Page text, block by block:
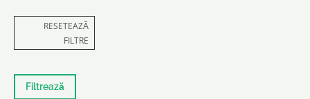
RESETEAZĂ
FILTRE